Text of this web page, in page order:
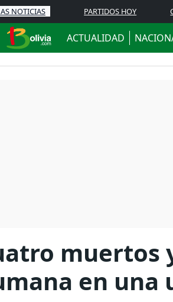
NOTICIAS PARTIDOS HOY
ACTUALIDAD
muertos
en una